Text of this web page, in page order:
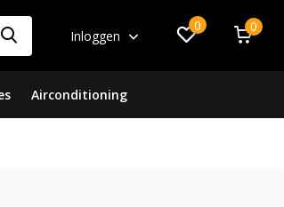
Inloggen
0 0
Airconditioning